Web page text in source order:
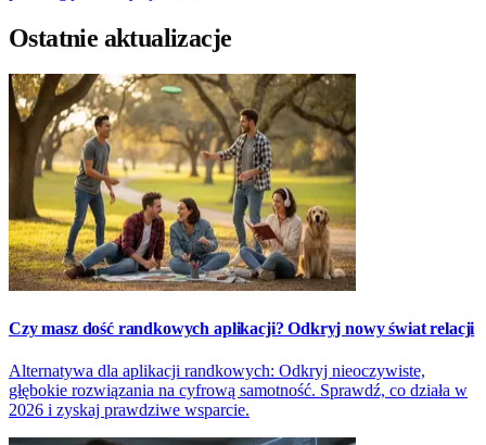
Ostatnie aktualizacje
Czy masz dość randkowych aplikacji? Odkryj nowy świat relacji
Alternatywa dla aplikacji randkowych: Odkryj nieoczywiste,
głębokie rozwiązania na cyfrową samotność. Sprawdź, co działa w
2026 i zyskaj prawdziwe wsparcie.